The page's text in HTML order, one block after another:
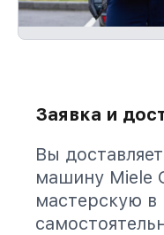
Заявка и
Вы
машину Miele
мастерскую в